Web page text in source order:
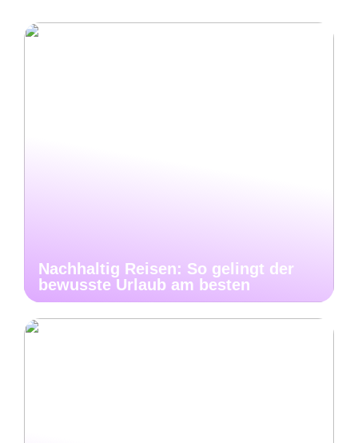
Nachhaltig Reisen: So gelingt der
bewusste Urlaub am besten